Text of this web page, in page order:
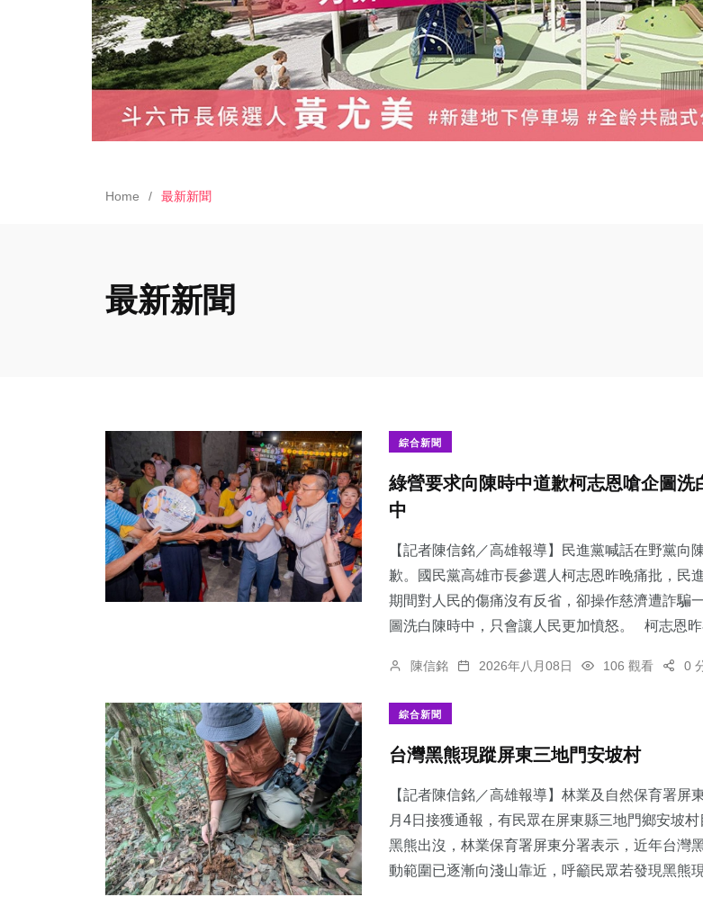
Home 最新新聞
最新新聞
綜合新聞
綠營要求向陳時中道歉柯志恩嗆企圖洗
中
【記者陳信銘／高雄報導】民進黨喊話在野黨向
歉。國民黨高雄市長參選人柯志恩昨晚痛批，民
期間對人民的傷痛沒有反省，卻操作慈濟遭詐騙
圖洗白陳時中，只會讓人民更加憤怒。 柯志恩昨
陳信銘 2026年八月08日 106 觀看 0
綜合新聞
台灣黑熊現蹤屏東三地門安坡村
【記者陳信銘／高雄報導】林業及自然保育署屏
月4日接獲通報，有民眾在屏東縣三地門鄉安坡
黑熊出沒，林業保育署屏東分署表示，近年台灣
動範圍已逐漸向淺山靠近，呼籲民眾若發現黑熊